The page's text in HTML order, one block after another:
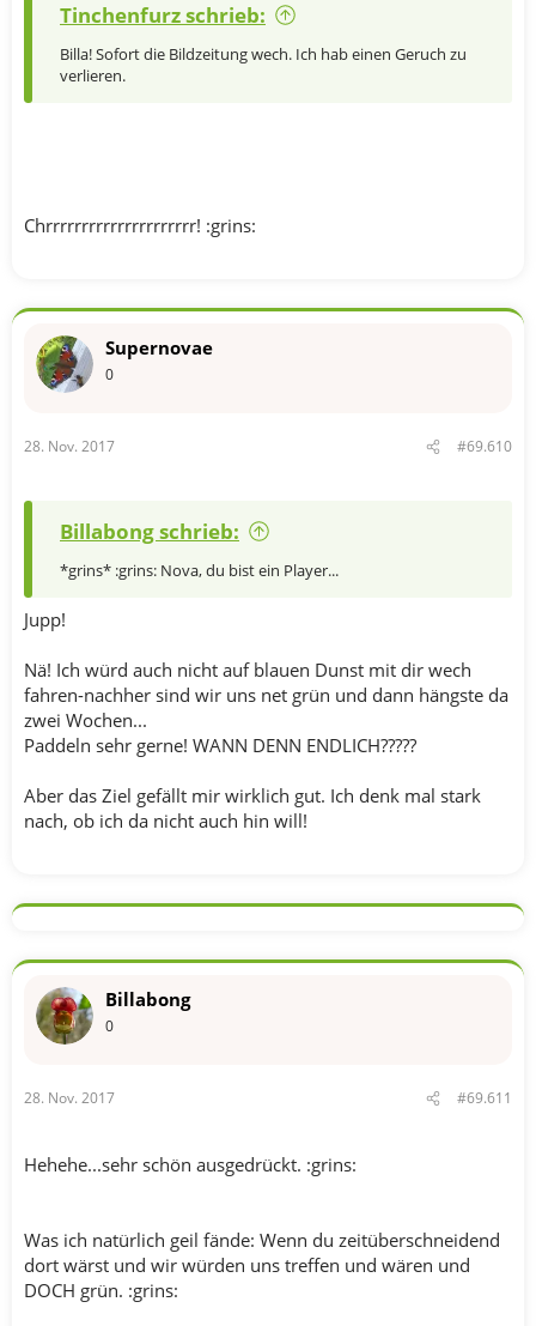
Tinchenfurz schrieb:
Billa! Sofort die Bildzeitung wech. Ich hab einen Geruch zu
verlieren.
Chrrrrrrrrrrrrrrrrrrrrr! :grins:
Supernovae
0
28. Nov. 2017 #69.610
Billabong schrieb:
*grins* :grins: Nova, du bist ein Player...
Jupp!
Nä! Ich würd auch nicht auf blauen Dunst mit dir wech
fahren-nachher sind wir uns net grün und dann hängste da
zwei Wochen...
Paddeln sehr gerne! WANN DENN ENDLICH?????
Aber das Ziel gefällt mir wirklich gut. Ich denk mal stark
nach, ob ich da nicht auch hin will!
Billabong
0
28. Nov. 2017 #69.611
Hehehe...sehr schön ausgedrückt. :grins:
Was ich natürlich geil fände: Wenn du zeitüberschneidend
dort wärst und wir würden uns treffen und wären und
DOCH grün. :grins: